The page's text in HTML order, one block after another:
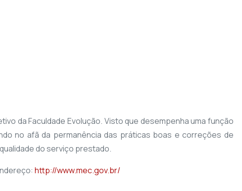
da Faculdade Evolução. Visto que desempenha uma função
no afã da permanência das práticas boas e correções de
do serviço prestado.
http://www.mec.gov.br/